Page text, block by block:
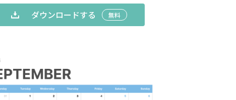
ダウンロードする 無料